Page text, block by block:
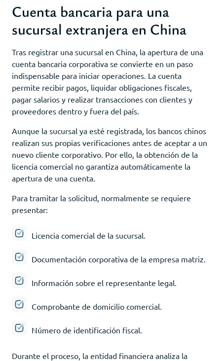
Cuenta bancaria para una
sucursal extranjera en China
Tras registrar una sucursal en China, la apertura de una
cuenta bancaria corporativa se convierte en un paso
indispensable para iniciar operaciones. La cuenta
permite recibir pagos, liquidar obligaciones fiscales,
pagar salarios y realizar transacciones con clientes y
proveedores dentro y fuera del país.
Aunque la sucursal ya esté registrada, los bancos chinos
realizan sus propias verificaciones antes de aceptar a un
nuevo cliente corporativo. Por ello, la obtención de la
licencia comercial no garantiza automáticamente la
apertura de una cuenta.
Para tramitar la solicitud, normalmente se requiere
presentar:
Licencia comercial de la sucursal.
Documentación corporativa de la empresa matriz.
Información sobre el representante legal.
Comprobante de domicilio comercial.
Número de identificación fiscal.
Durante el proceso, la entidad financiera analiza la